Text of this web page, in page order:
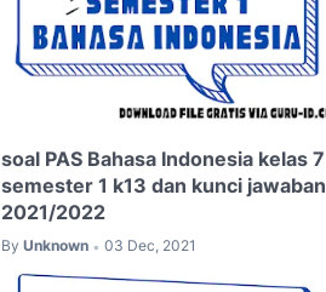
soal PAS Bahasa Indonesia kelas 7
semester 1 k13 dan kunci jawaban
2021/2022
By Unknown • 03 Dec, 2021